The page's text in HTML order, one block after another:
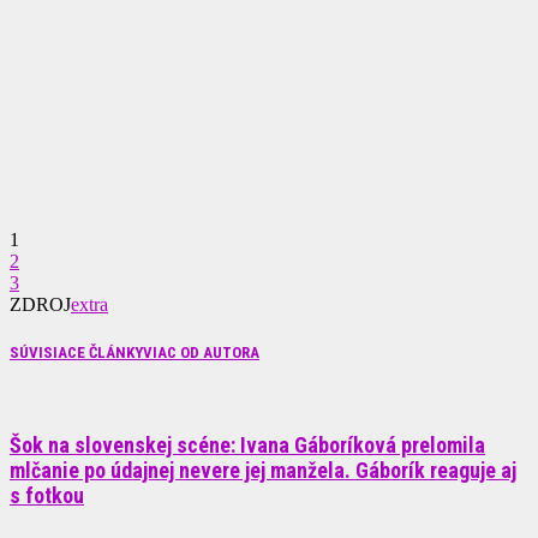
1
2
3
ZDROJextra
SÚVISIACE ČLÁNKYVIAC OD AUTORA
Šok na slovenskej scéne: Ivana Gáboríková prelomila
mlčanie po údajnej nevere jej manžela. Gáborík reaguje aj
s fotkou